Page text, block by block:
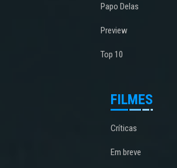
Papo Delas
Preview
Top 10
FILMES
Críticas
Em breve